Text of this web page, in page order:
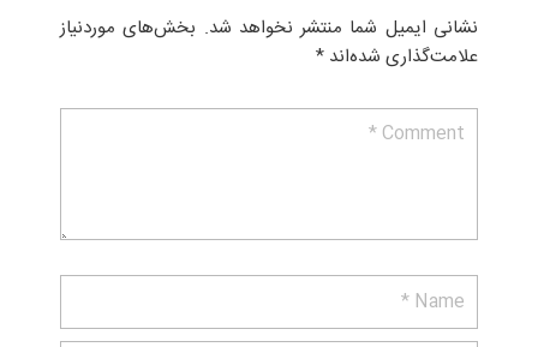
نشانی ایمیل شما منتشر نخواهد شد. بخش‌های موردنیاز
علامت‌گذاری شده‌اند *